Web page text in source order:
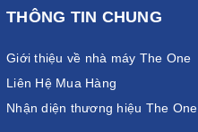
THÔNG TIN CHUNG
Giới thiệu về nhà máy The One
Liên Hệ Mua Hàng
Nhận diện thương hiệu The One